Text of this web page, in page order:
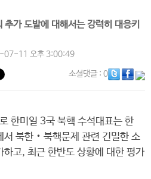
가 도발에 대해서는 강력히 대응키
07-11 오후 3:00:49
소셜댓글: 0
한미일 3국 북핵 수석대표는 한
북한‧북핵문제 관련 긴밀한 소
고, 최근 한반도 상황에 대한 평가